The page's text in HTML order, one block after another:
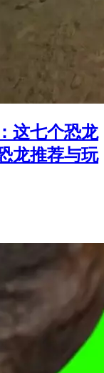
这七个恐龙
龙推荐与玩